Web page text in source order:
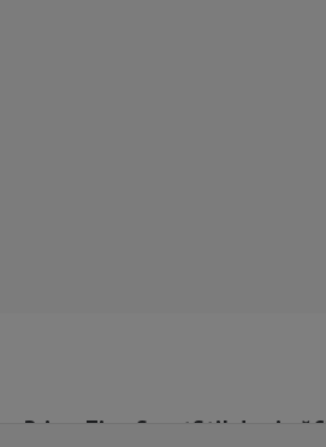
Prime Time SportStil de viață